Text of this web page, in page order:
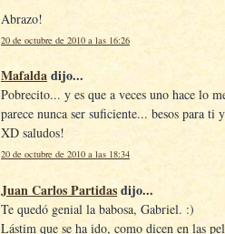
Abrazo!
20 de octubre de 2010 a las 16:26
Mafaldadijo...
Pobrecito... y es que a veces uno hace lo
parece nunca ser suficiente... besos para ti
XD saludos!
20 de octubre de 2010 a las 18:34
Juan Carlos Partidasdijo...
Te quedó genial la babosa, Gabriel. :)
Lástim que se ha ido, como dicen en las